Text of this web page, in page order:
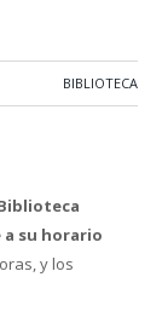
BIBLIOTECA
su horario
y los